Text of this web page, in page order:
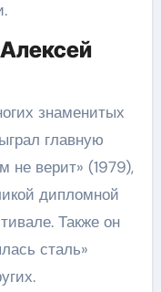
знаменитых
главную
не верит» (1979),
дипломной
Также он
сталь»